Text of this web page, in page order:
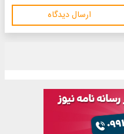
ارسال دیدگاه